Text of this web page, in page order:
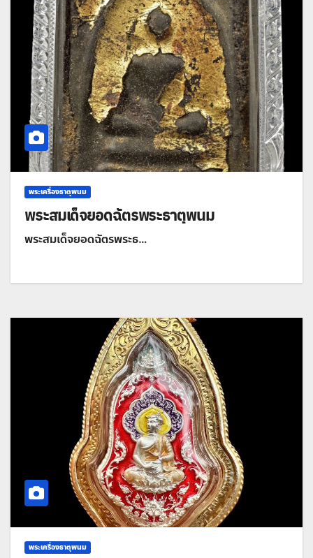
พระเครื่องธาตุพนม
พระสมเด็จยอดฉัตรพระธาตุพนม
พระสมเด็จยอดฉัตรพระธ…
พระเครื่องธาตุพนม